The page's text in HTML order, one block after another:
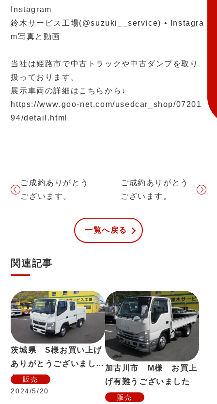
Instagram
鈴木サービス工場(@suzuki__service) • Instagra
m写真と動画
当社は姫路市で中古トラックや中古ダンプを取り
扱っております。
展示車両の詳細はこちらから↓
https://www.goo-net.com/usedcar_shop/07201
94/detail.html
ご成約ありがとう
ございます。
ご成約ありがとう
ございます。
一覧へ戻る
関連記事
茨城県 S様お買い上げ
ありがとうございまし
た。販売
2024/5/20
加古川市 M様 お買上
げ有難うございました
販売